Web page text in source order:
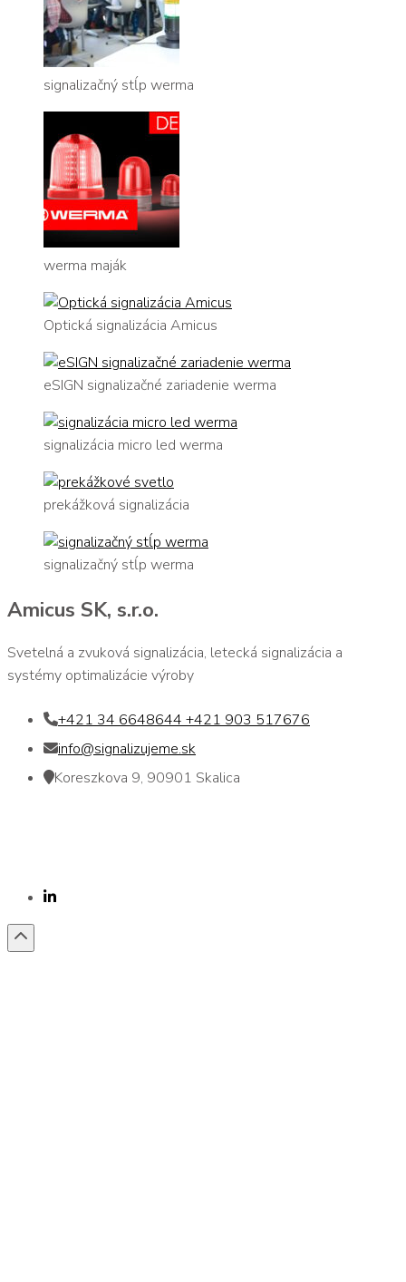
signalizačný stĺp werma
werma maják
Optická signalizácia Amicus
eSIGN signalizačné zariadenie werma
signalizácia micro led werma
prekážková signalizácia
signalizačný stĺp werma
Amicus SK, s.r.o.
Svetelná a zvuková signalizácia, letecká signalizácia a
systémy optimalizácie výroby
+421 34 6648644 +421 903 517676
info@signalizujeme.sk
Koreszkova 9, 90901 Skalica